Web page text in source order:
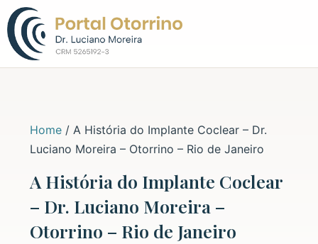
Home / A História do Implante Coclear – Dr.
Luciano Moreira – Otorrino – Rio de Janeiro
A História do Implante Coclear
– Dr. Luciano Moreira –
Otorrino – Rio de Janeiro